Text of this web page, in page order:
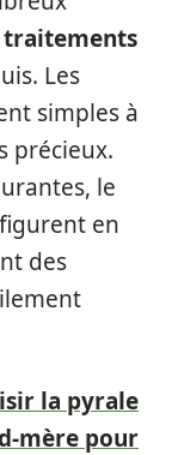
traitements
Les
simples à
précieux.
le
en
des
la pyrale
mère pour